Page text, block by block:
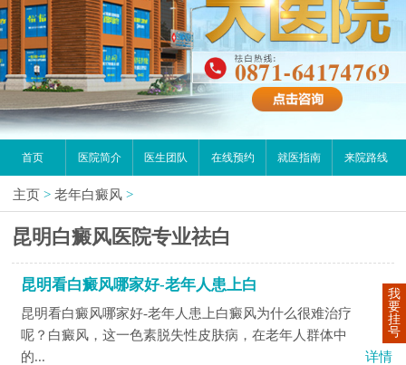
首页 医院简介 医生团队 在线预约 就医指南 来院路线
主页 > 老年白癜风 >
昆明白癜风医院专业祛白
昆明看白癜风哪家好-老年人患上白
昆明看白癜风哪家好-老年人患上白癜风为什么很难治疗
呢？白癜风，这一色素脱失性皮肤病，在老年人群体中
的...
详情
我
要
挂
号